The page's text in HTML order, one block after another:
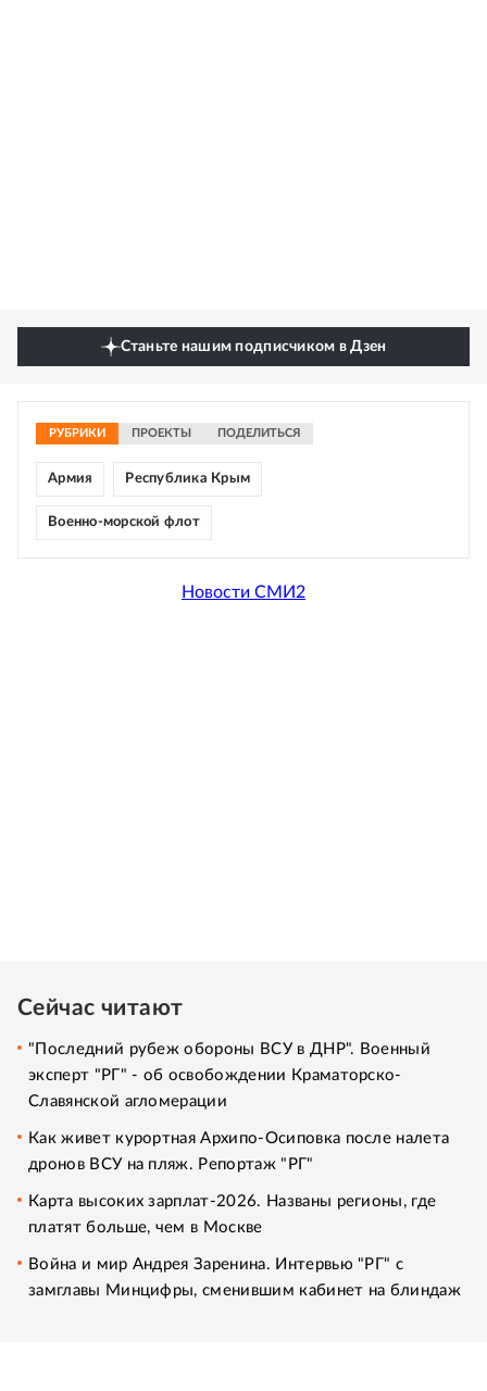
Станьте нашим подписчиком в Дзен
РУБРИКИ ПРОЕКТЫ ПОДЕЛИТЬСЯ
Армия Республика Крым
Военно-морской флот
Новости СМИ2
Сейчас читают
"Последний рубеж обороны ВСУ в ДНР". Военный
эксперт "РГ" - об освобождении Краматорско-
Славянской агломерации
Как живет курортная Архипо-Осиповка после налета
дронов ВСУ на пляж. Репортаж "РГ"
Карта высоких зарплат-2026. Названы регионы, где
платят больше, чем в Москве
Война и мир Андрея Заренина. Интервью "РГ" с
замглавы Минцифры, сменившим кабинет на блиндаж